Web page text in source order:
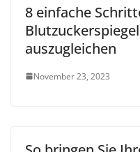
8 einfache
auszugleichen
November 23, 2023